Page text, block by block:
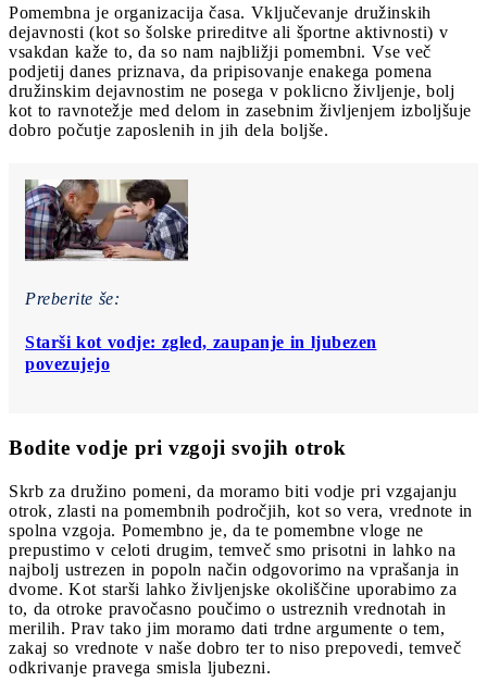
Pomembna je organizacija časa. Vključevanje družinskih
dejavnosti (kot so šolske prireditve ali športne aktivnosti) v
vsakdan kaže to, da so nam najbližji pomembni. Vse več
podjetij danes priznava, da pripisovanje enakega pomena
družinskim dejavnostim ne posega v poklicno življenje, bolj
kot to ravnotežje med delom in zasebnim življenjem izboljšuje
dobro počutje zaposlenih in jih dela boljše.
Preberite še:
Starši kot vodje: zgled, zaupanje in ljubezen
povezujejo
Bodite vodje pri vzgoji svojih otrok
Skrb za družino pomeni, da moramo biti vodje pri vzgajanju
otrok, zlasti na pomembnih področjih, kot so vera, vrednote in
spolna vzgoja. Pomembno je, da te pomembne vloge ne
prepustimo v celoti drugim, temveč smo prisotni in lahko na
najbolj ustrezen in popoln način odgovorimo na vprašanja in
dvome. Kot starši lahko življenjske okoliščine uporabimo za
to, da otroke pravočasno poučimo o ustreznih vrednotah in
merilih. Prav tako jim moramo dati trdne argumente o tem,
zakaj so vrednote v naše dobro ter to niso prepovedi, temveč
odkrivanje pravega smisla ljubezni.